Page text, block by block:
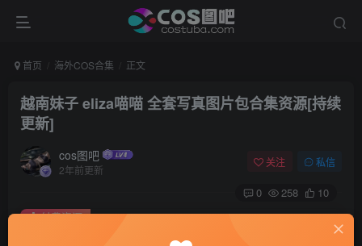
首页 海外COS合集 正文
越南妹子 eliza喵喵 全套写真图片包合集资源[持续
更新]
cos图吧
2年前更新
关注 私信
0 258 10
越南妹子 eliza喵喵 全套写真图片包合集资源[持续更新]
付费资源